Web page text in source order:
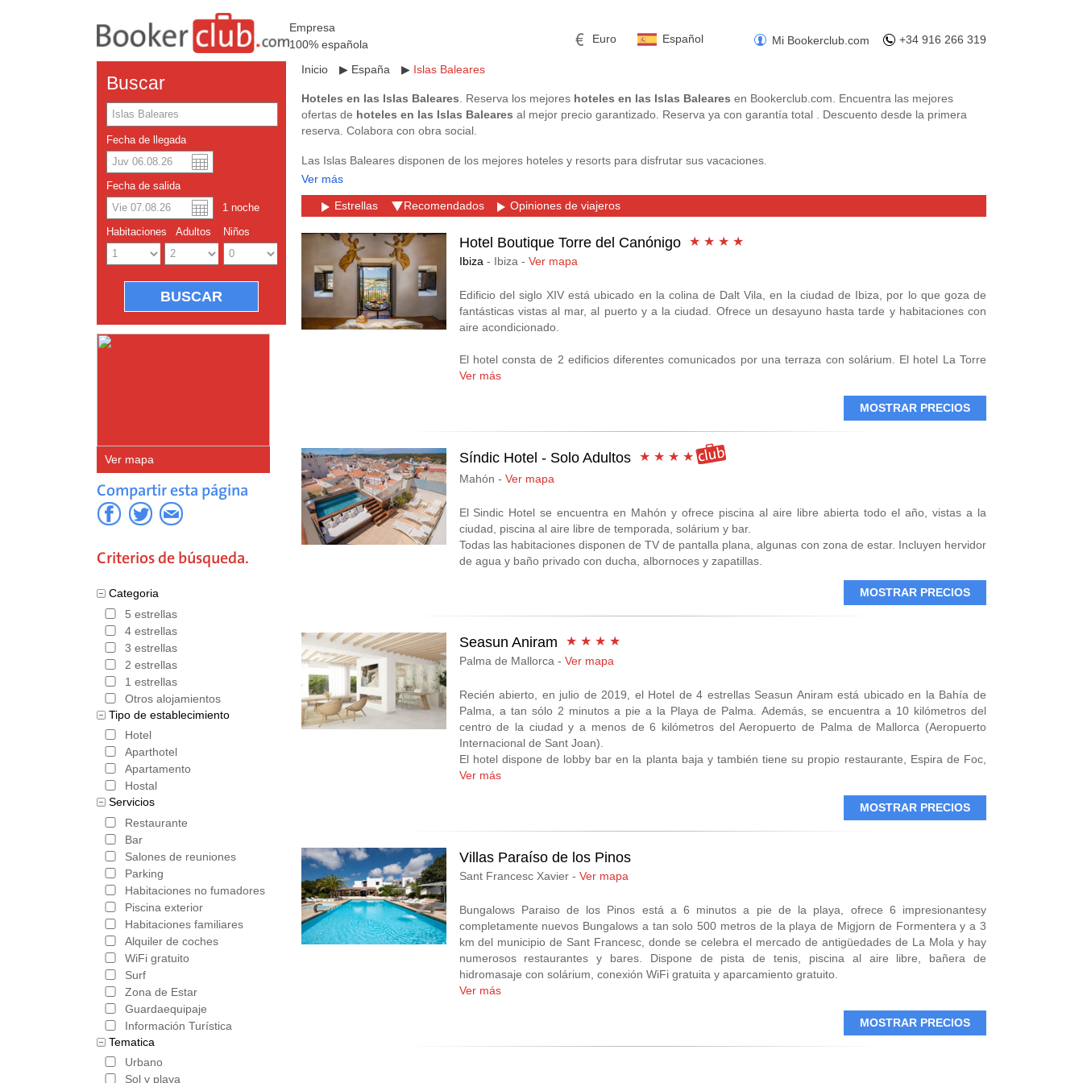
Empresa
100% española
+34 916 266 319
Mi Bookerclub.com
Español
English
Euro
Dolar americano
Yuan chino Yen japonés Peso mexicano
Buscar
Fecha de llegada
Fecha de salida
1 noche
Habitaciones Adultos Niños
Ver mapa
Compartir esta página
Criterios de búsqueda.
Categoria
5 estrellas
4 estrellas
3 estrellas
2 estrellas
1 estrellas
Otros alojamientos
Tipo de establecimiento
Hotel
Aparthotel
Apartamento
Hostal
Servicios
Restaurante
Bar
Salones de reuniones
Parking
Habitaciones no fumadores
Piscina exterior
Habitaciones familiares
Alquiler de coches
WiFi gratuito
Surf
Zona de Estar
Guardaequipaje
Información Turística
Tematica
Urbano
Sol y playa
Inicio ▶ España ▶ Islas Baleares
Hoteles en las Islas Baleares . Reserva los mejores hoteles en las Islas Baleares en Bookerclub.com. Encuentra las mejores
ofertas de hoteles en las Islas Baleares al mejor precio garantizado. Reserva ya con garantía total . Descuento desde la primera
reserva. Colabora con obra social.
Las Islas Baleares disponen de los mejores hoteles y resorts para disfrutar sus vacaciones.
Gracias a su maravilloso clima los amantes de deportes como el Surf o el Golf dispondrán de parajes y lugares únicos donde poder
practicarlos.
Las Islas Baleares son tambien conocidas por su ambiente y fiesta, teniendo a Ibiza como lugar de referencia, su lujoso y selecto
ambiente así como sus noches son insuperables, pero también es un destino para los amantes del relax, ya que su atmosfera le
permitirá refugiarse y desconectar
Las Islas Baleares son un destino perfecto para pasar su tiempo libre y vacaciones.
Ver más
Estrellas Recomendados Opiniones de viajeros
Hotel Boutique Torre del Canónigo ★ ★ ★ ★
Ibiza - Ibiza - Ver mapa
Edificio del siglo XIV está ubicado en la colina de Dalt Vila, en la ciudad de Ibiza, por lo que goza de
fantásticas vistas al mar, al puerto y a la ciudad. Ofrece un desayuno hasta tarde y habitaciones con
aire acondicionado.
El hotel consta de 2 edificios diferentes comunicados por una terraza con solárium. El hotel La Torre
del Canónigo está construido en los terrenos de la acrópolis romana de la ciudad, dentro de una zona
Las habitaciones cuentan con suelo de terracota y presentan la decoración típica de las Baleares.
Además, el establecimiento proporciona una terraza en la azotea y un bar donde se sirven bebidas
variadas. El personal de recepción puede ayudar a los huéspedes a reservar mesa en un restaurante,
El hotel está a 5 minutos a pie del centro de la ciudad, donde hay tiendas, bares y restaurantes. El
hotel Torre queda a unos 15 minutos a pie de la discoteca Blu y a 15 minutos en coche de las playas
más cercanas y del aeropuerto de Ibiza-San José. También facilita servicio de enlace con el
Ver más
MOSTRAR PRECIOS
Síndic Hotel - Solo Adultos ★ ★ ★ ★
Mahón - Ver mapa
El Sindic Hotel se encuentra en Mahón y ofrece piscina al aire libre abierta todo el año, vistas a la
ciudad, piscina al aire libre de temporada, solárium y bar.
Todas las habitaciones disponen de TV de pantalla plana, algunas con zona de estar. Incluyen hervidor
de agua y baño privado con ducha, albornoces y zapatillas.
MOSTRAR PRECIOS
Seasun Aniram ★ ★ ★ ★
Palma de Mallorca - Ver mapa
Recién abierto, en julio de 2019, el Hotel de 4 estrellas Seasun Aniram está ubicado en la Bahía de
Palma, a tan sólo 2 minutos a pie a la Playa de Palma. Además, se encuentra a 10 kilómetros del
centro de la ciudad y a menos de 6 kilómetros del Aeropuerto de Palma de Mallorca (Aeropuerto
Internacional de Sant Joan).
El hotel dispone de lobby bar en la planta baja y también tiene su propio restaurante, Espira de Foc,
con servicio de comidas y cenas a la carta.
Sus 40 habitaciones se distribuyen entre las tres plantas del edificio y disponen de baño privado,
Cuenta también con numerosos servicios en los alrededores como supermercados, bares y
restaurantes, tiendas de alquiler de bicicletas y paradas de autobús urbano.
Ver más
MOSTRAR PRECIOS
Villas Paraíso de los Pinos
Sant Francesc Xavier - Ver mapa
Bungalows Paraiso de los Pinos está a 6 minutos a pie de la playa, ofrece 6 impresionantesy
completamente nuevos Bungalows a tan solo 500 metros de la playa de Migjorn de Formentera y a 3
km del municipio de Sant Francesc, donde se celebra el mercado de antigüedades de La Mola y hay
numerosos restaurantes y bares. Dispone de pista de tenis, piscina al aire libre, bañera de
hidromasaje con solárium, conexión WiFi gratuita y aparcamiento gratuito.
terraza, sala de estar con sofá cama y cocina totalmente equipada con microondas, vitrocerámica,
frigorífico y cafetera Nespresso. Se proporciona ropa de cama, toallas y artículos de aseo gratuitos.
Ver más
MOSTRAR PRECIOS